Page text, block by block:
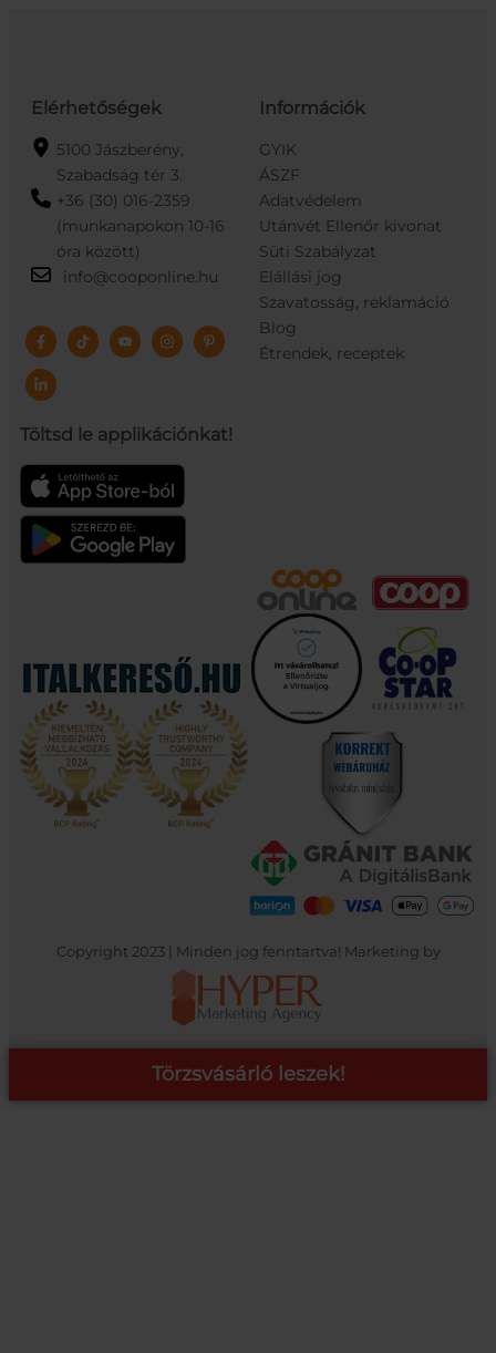
Elérhetőségek
5100 Jászberény,
Szabadság tér 3.
+36 (30) 016-2359
(munkanapokon 10-16
óra között)
info@cooponline.hu
Töltsd le applikációnkat!
Információk
GYIK
ÁSZF
Adatvédelem
Utánvét Ellenőr kivonat
Süti Szabályzat
Elállási jog
Szavatosság, reklamáció
Blog
Étrendek, receptek
Copyright 2023 | Minden jog fenntartva! Marketing by
Törzsvásárló leszek!